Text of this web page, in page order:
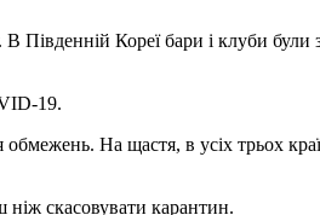
Кореї бари і клуби були
19.
На щастя, в усіх трьох
ніж скасовувати карантин.